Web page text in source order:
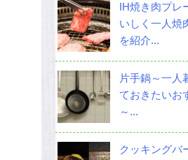
IH焼き肉プレ
いしく一人焼
を紹介...
片手鍋～一人
ておきたいお
～...
クッキングバ